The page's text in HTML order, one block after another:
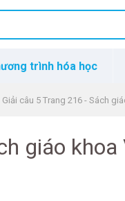
trình hóa học
Giải câu 5 Trang 216 - Sách
giáo